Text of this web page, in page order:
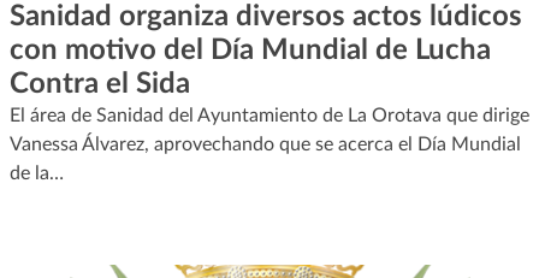
Sanidad organiza diversos actos lúdicos
con motivo del Día Mundial de Lucha
Contra el Sida
El área de Sanidad del Ayuntamiento de La Orotava que dirige
Vanessa Álvarez, aprovechando que se acerca el Día Mundial
de la…